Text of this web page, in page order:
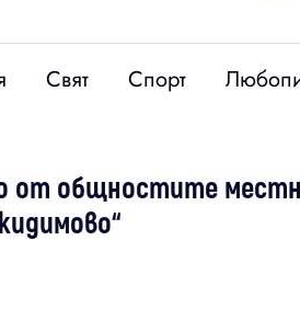
Свят Спорт
от общностите